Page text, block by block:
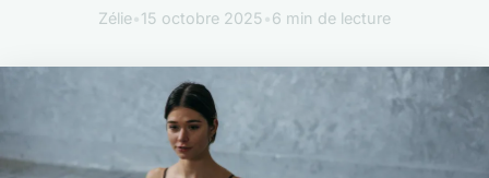
Zélie•15 octobre 2025•6 min de lecture